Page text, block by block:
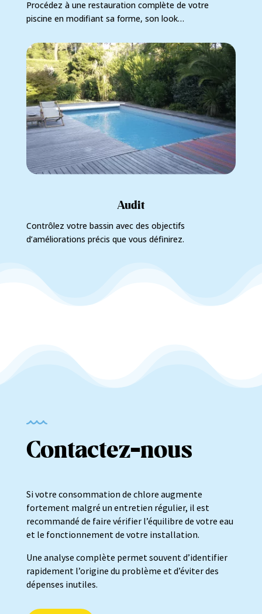
Procédez à une restauration complète de votre
piscine en modifiant sa forme, son look…
Audit
Contrôlez votre bassin avec des objectifs
d’améliorations précis que vous définirez.
Contactez-nous
Si votre consommation de chlore augmente
fortement malgré un entretien régulier, il est
recommandé de faire vérifier l’équilibre de votre eau
et le fonctionnement de votre installation.
Une analyse complète permet souvent d’identifier
rapidement l’origine du problème et d’éviter des
dépenses inutiles.